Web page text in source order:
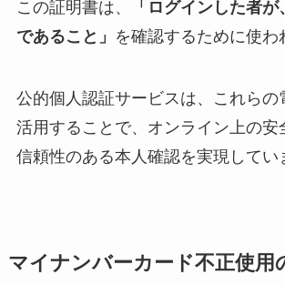
この証明書は、
「ログインした者
であること」 を確認するために使わ
公的個人認証サービスは、これらの
活用することで、オンライン上の安
信頼性のある本人確認を実現してい
マイナンバーカード不正使用